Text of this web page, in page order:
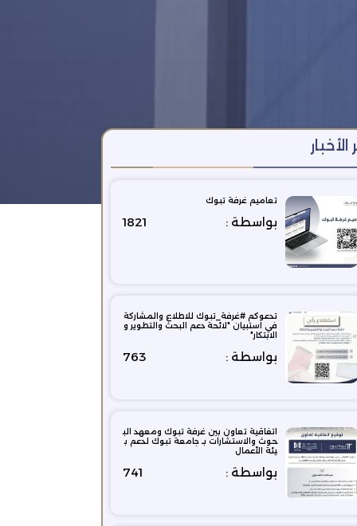
الأخبار
تعاميم غرفة تبوك
بواسطة : 1821
تدعوكم #غرفة_تبوك للاطلاع والمشاركة
في استبيان "لائحة دعم البحث والتطوير و
الابتكار"
بواسطة : 763
اتفاقية تعاون بين غرفة تبوك ومعهد الب
حوث والاستشارات بـ جامعة تبوك لدعم ب
يئة الأعمال
بواسطة : 741